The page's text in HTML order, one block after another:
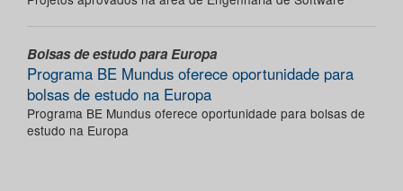
Bolsas de estudo para Europa
Programa BE Mundus oferece oportunidade para
bolsas de estudo na Europa
Programa BE Mundus oferece oportunidade para bolsas de
estudo na Europa